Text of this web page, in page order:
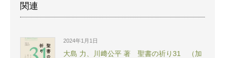
関連
2024年1月1日
大島 力、川﨑公平 著 聖書の祈り31 （加